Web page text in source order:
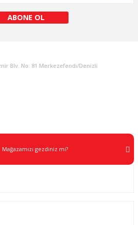
ABONE OL
Blv. No: 81 Merkezefendi/Denizli
Mağazamızı gezdiniz mi?